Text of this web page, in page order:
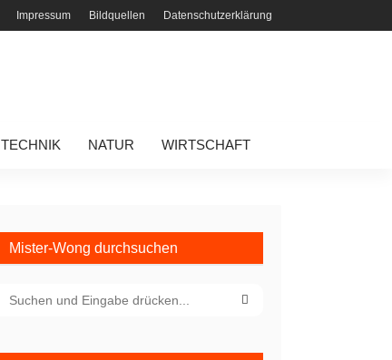
Impressum Bildquellen Datenschutzerklärung
TECHNIK NATUR WIRTSCHAFT
Mister-Wong durchsuchen